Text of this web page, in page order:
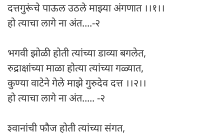
दत्तगुरूंचे पाऊल उठले माझ्या अंगणात ।।१।।
हो त्याचा लागे ना अंत....-२
भगवी झोळी होती त्यांच्या डाव्या बगलेत,
रुद्राक्षांच्या माळा होत्या त्यांच्या गळ्यात,
कुण्या वाटेने गेले माझे गुरुदेव दत्त ।।२।।
हो त्याचा लागे ना अंत..... -२
श्वानांची फौज होती त्यांच्या संगत,